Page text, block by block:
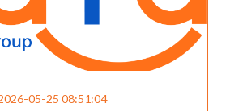
05-25 08:51:04